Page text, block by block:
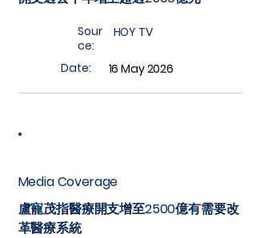
Sour
ce:
HOY TV
Date: 16 May 2026
Media Coverage
盧寵茂指醫療開支增至2500億有需要改
革醫療系統